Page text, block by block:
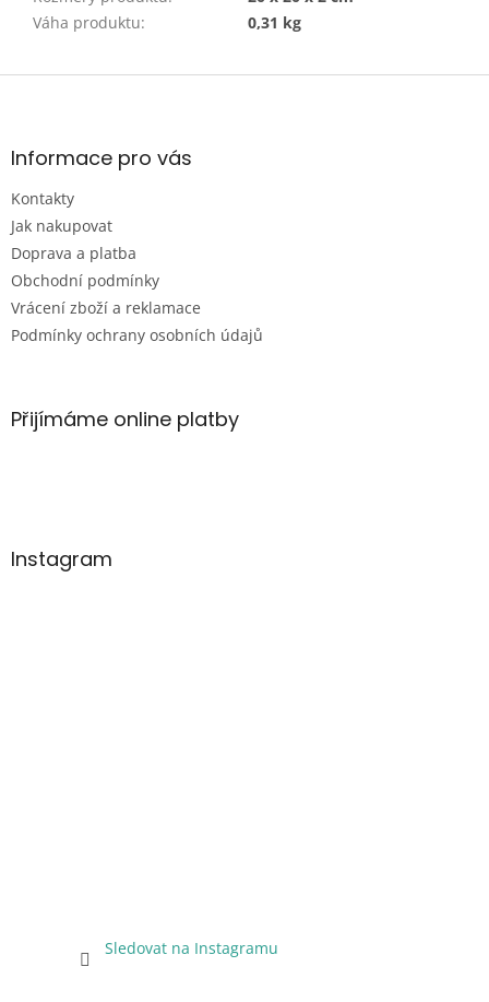
Váha produktu: 0,31 kg
Z
aInformace pro vás
Kontakty
Jak nakupovat
Doprava a platba
Obchodní podmínky
Vrácení zboží a reklamace
Podmínky ochrany osobních údajů
Přijímáme online platby
Instagram
Sledovat na Instagramu